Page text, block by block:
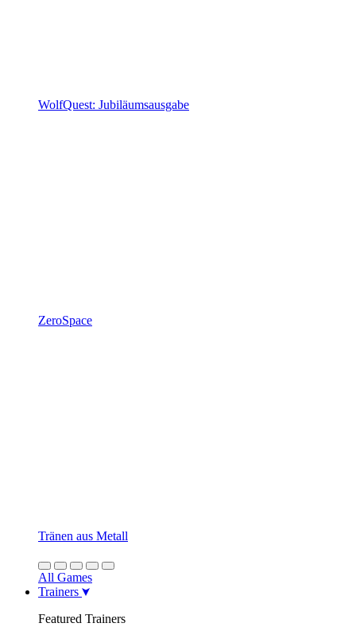
WolfQuest: Jubiläumsausgabe
ZeroSpace
Tränen aus Metall
All Games
Trainers
Featured Trainers